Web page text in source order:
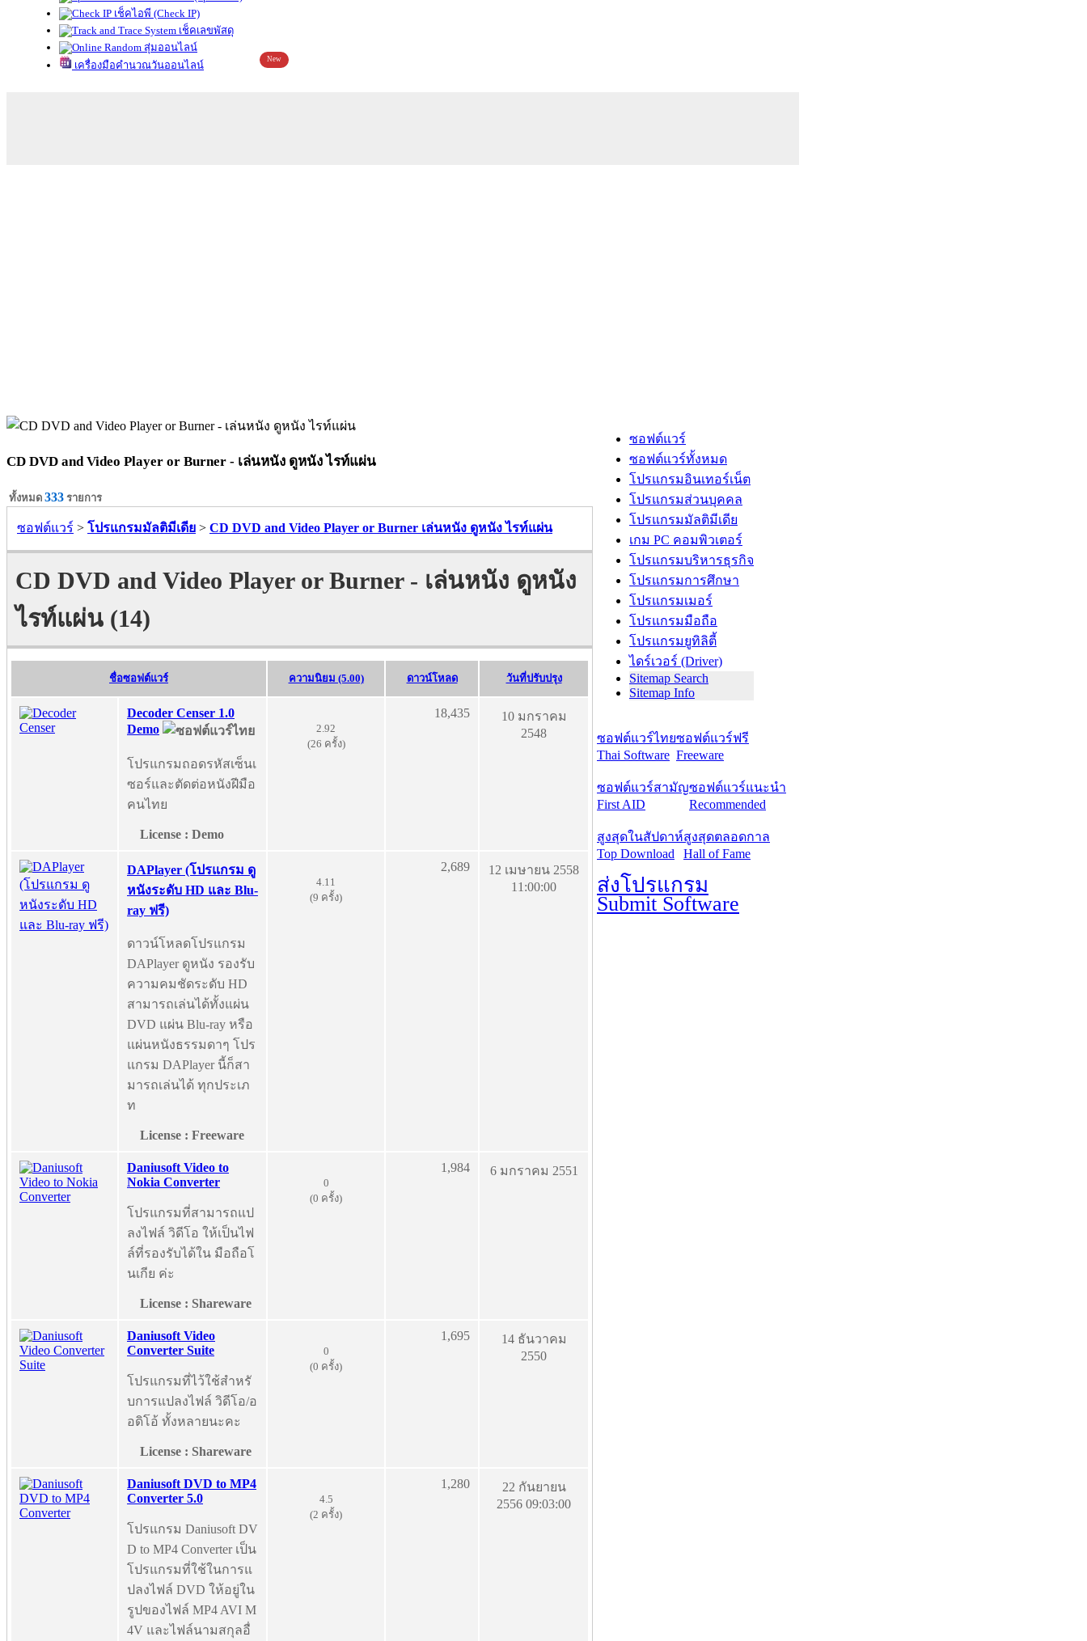
เช็คไอพี (Check IP)
เช็คเลขพัสดุ
สุ่มออนไลน์
เครื่องมือคำนวณวันออนไลน์
New
CD DVD and Video Player or Burner - เล่นหนัง ดูหนัง ไรท์แผ่น
ทั้งหมด 333 รายการ
ซอฟต์แวร์ > โปรแกรมมัลติมีเดีย > CD DVD and Video Player or Burner เล่นหนัง ดูหนัง ไรท์แผ่น
CD DVD and Video Player or Burner - เล่นหนัง ดูหนัง
ไรท์แผ่น (14)
ชื่อซอฟต์แวร์ ความนิยม (5.00) ดาวน์โหลด วันที่ปรับปรุง
Decoder Censer 1.0
Demo
โปรแกรมถอดรหัสเซ็นเ
ซอร์และตัดต่อหนังฝีมือ
คนไทย
License : Demo
2.92
(26 ครั้ง)
18,435
10 มกราคม
2548
DAPlayer (โปรแกรม ดู
หนังระดับ HD และ Blu-
ray ฟรี)
ดาวน์โหลดโปรแกรม
DAPlayer ดูหนัง รองรับ
ความคมชัดระดับ HD
สามารถเล่นได้ทั้งแผ่น
DVD แผ่น Blu-ray หรือ
แผ่นหนังธรรมดาๆ โปร
แกรม DAPlayer นี้ก็สา
มารถเล่นได้ ทุกประเภ
ท
License : Freeware
4.11
(9 ครั้ง)
2,689
12 เมษายน 2558
11:00:00
Daniusoft Video to
Nokia Converter
โปรแกรมที่สามารถแป
ลงไฟล์ วิดีโอ ให้เป็นไฟ
ล์ที่รองรับได้ใน มือถือโ
นเกีย ค่ะ
License : Shareware
0
(0 ครั้ง)
1,984 6 มกราคม 2551
Daniusoft Video
Converter Suite
โปรแกรมที่ไว้ใช้สำหรั
บการแปลงไฟล์ วิดีโอ/อ
อดิโอ้ ทั้งหลายนะคะ
License : Shareware
0
(0 ครั้ง)
1,695
14 ธันวาคม
2550
Daniusoft DVD to MP4
Converter 5.0
โปรแกรม Daniusoft DV
D to MP4 Converter เป็น
โปรแกรมที่ใช้ในการแ
ปลงไฟล์ DVD ให้อยู่ใน
รูปของไฟล์ MP4 AVI M
4V และไฟล์นามสกุลอื่
4.5
(2 ครั้ง)
1,280
22 กันยายน
2556 09:03:00
ซอฟต์แวร์
ซอฟต์แวร์ทั้งหมด
โปรแกรมอินเทอร์เน็ต
โปรแกรมส่วนบุคคล
โปรแกรมมัลติมีเดีย
เกม PC คอมพิวเตอร์
โปรแกรมบริหารธุรกิจ
โปรแกรมการศึกษา
โปรแกรมเมอร์
โปรแกรมมือถือ
โปรแกรมยูทิลิตี้
ไดร์เวอร์ (Driver)
Sitemap Search
Sitemap Info
ซอฟต์แวร์ไทย
Thai Software
ซอฟต์แวร์ฟรี
Freeware
ซอฟต์แวร์สามัญ
First AID
ซอฟต์แวร์แนะนำ
Recommended
สูงสุดในสัปดาห์
Top Download
สูงสุดตลอดกาล
Hall of Fame
ส่งโปรแกรม
Submit Software